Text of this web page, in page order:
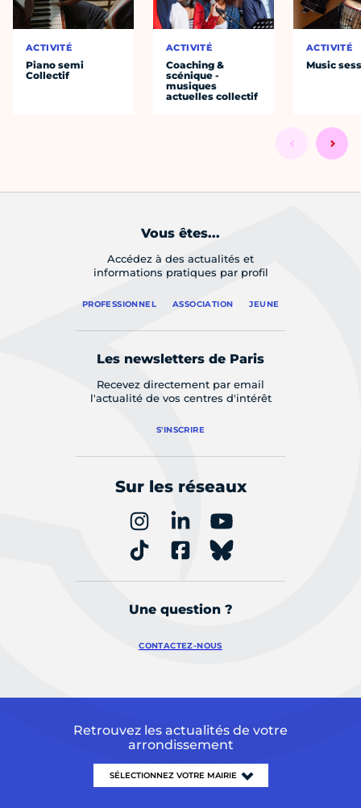
ACTIVITÉ
Piano semi
Collectif
ACTIVITÉ
Coaching &
scénique -
musiques
actuelles collectif
ACTIVITÉ
Music
Vous êtes...
Accédez à des actualités et
informations pratiques par profil
PROFESSIONNEL ASSOCIATION JEUNE
Les newsletters de Paris
Recevez directement par email
l'actualité de vos centres d'intérêt
S'INSCRIRE
Sur les réseaux
Une question ?
CONTACTEZ-NOUS
Retrouvez les actualités de votre
arrondissement